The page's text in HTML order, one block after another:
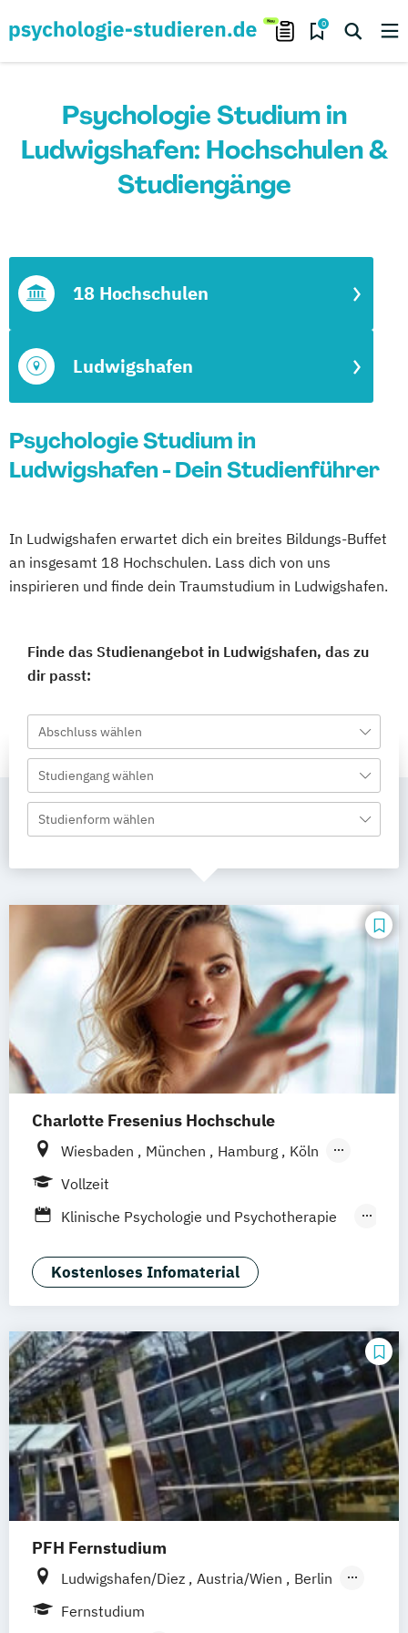
0
Psychologie Studium in
Ludwigshafen: Hochschulen &
Studiengänge
Ludwigshafen
18 Hochschulen
Psychologie Studium in
Ludwigshafen - Dein Studienführer
In Ludwigshafen erwartet dich ein breites Bildungs-Buffet
an insgesamt 18 Hochschulen. Lass dich von uns
inspirieren und finde dein Traumstudium in Ludwigshafen.
Finde das Studienangebot in Ludwigshafen, das zu
dir passt:
Abschluss wählen
Studiengang wählen
Studienform wählen
Charlotte Fresenius Hochschule
Wiesbaden München Hamburg
Köln
Düsseldorf
Vollzeit
Klinische Psychologie und Psychotherapie
Psychologie Rechtspsychologie
Kostenloses Infomaterial
PFH Fernstudium
Ludwigshafen/Diez Austria/Wien
Berlin
Bielefeld
Fernstudium